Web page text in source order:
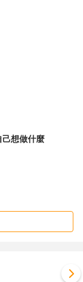
己想做什麼